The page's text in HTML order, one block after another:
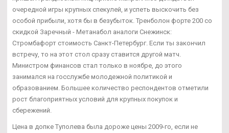
очередной игры крупных спекулей, и успеть выскочить без
особой прибыли, хотя бы в безубыток. Тренболон форте 200 со
скидкой Заречный - Метанабол аналоги Снежинск:
Стромбафорт стоимость Санкт-Петербург. Если ты закончил
встречу, то на этот стол сразу ставится другой матч.
Министром финансов стал только в ноябре, до этого
занимался на госслужбе молодежной политикой и
образованием. Большее количество респондентов отметили
рост благоприятных условий для крупных покупок и
сбережений.
Цена в допке Туполева была дороже цены 2009-го, если не